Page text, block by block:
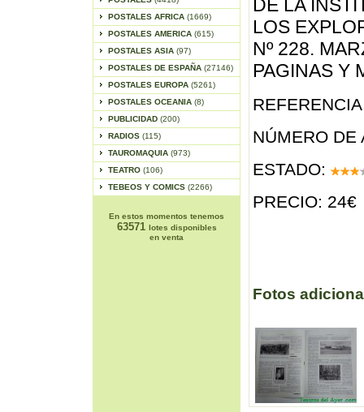
POSTALES AFRICA (1669)
POSTALES AMERICA (615)
POSTALES ASIA (97)
POSTALES DE ESPAÑA (27146)
POSTALES EUROPA (5261)
POSTALES OCEANIA (8)
PUBLICIDAD (200)
RADIOS (115)
TAUROMAQUIA (973)
TEATRO (106)
TEBEOS Y COMICS (2266)
En estos momentos tenemos
63571 lotes disponibles
en venta
DE LA
LOS
Nº 228.
PAGINAS Y
NÚMERO DE
ESTADO:
PRECIO: 24€
Fotos